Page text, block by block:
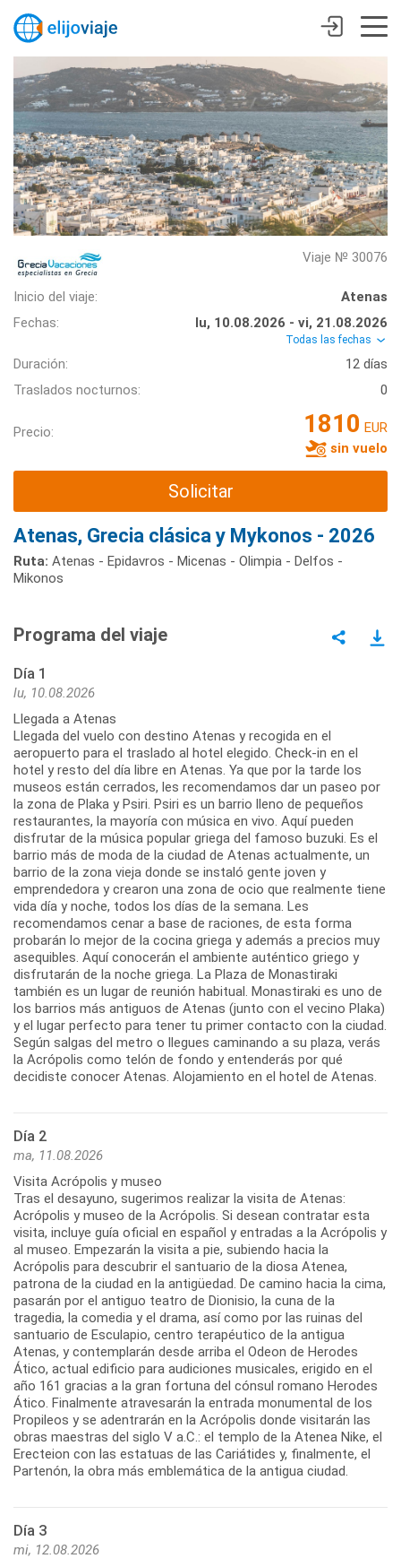
Viaje № 30076
Inicio del viaje:
Atenas
Fechas:
lu, 10.08.2026 - vi, 21.08.2026
Todas las fechas
Duración:
12 días
Traslados nocturnos:
0
Precio: 1810 EUR
sin vuelo
Solicitar
Atenas, Grecia clásica y Mykonos - 2026
Ruta: Atenas - Epidavros - Micenas - Olimpia - Delfos -
Mikonos
Programa del viaje
Día 1
lu, 10.08.2026
Llegada a Atenas
Llegada del vuelo con destino Atenas y recogida en el
aeropuerto para el traslado al hotel elegido. Check-in en el
hotel y resto del día libre en Atenas. Ya que por la tarde los
museos están cerrados, les recomendamos dar un paseo por
la zona de Plaka y Psiri. Psiri es un barrio lleno de pequeños
restaurantes, la mayoría con música en vivo. Aquí pueden
disfrutar de la música popular griega del famoso buzuki. Es el
barrio más de moda de la ciudad de Atenas actualmente, un
barrio de la zona vieja donde se instaló gente joven y
emprendedora y crearon una zona de ocio que realmente tiene
vida día y noche, todos los días de la semana. Les
recomendamos cenar a base de raciones, de esta forma
probarán lo mejor de la cocina griega y además a precios muy
asequibles. Aquí conocerán el ambiente auténtico griego y
disfrutarán de la noche griega. La Plaza de Monastiraki
también es un lugar de reunión habitual. Monastiraki es uno de
los barrios más antiguos de Atenas (junto con el vecino Plaka)
y el lugar perfecto para tener tu primer contacto con la ciudad.
Según salgas del metro o llegues caminando a su plaza, verás
la Acrópolis como telón de fondo y entenderás por qué
Día 2
ma, 11.08.2026
Visita Acrópolis y museo
Tras el desayuno, sugerimos realizar la visita de Atenas:
Acrópolis y museo de la Acrópolis. Si desean contratar esta
visita, incluye guía oficial en español y entradas a la Acrópolis y
al museo. Empezarán la visita a pie, subiendo hacia la
Acrópolis para descubrir el santuario de la diosa Atenea,
patrona de la ciudad en la antigüedad. De camino hacia la cima,
pasarán por el antiguo teatro de Dionisio, la cuna de la
tragedia, la comedia y el drama, así como por las ruinas del
santuario de Esculapio, centro terapéutico de la antigua
Atenas, y contemplarán desde arriba el Odeon de Herodes
Ático, actual edificio para audiciones musicales, erigido en el
año 161 gracias a la gran fortuna del cónsul romano Herodes
Ático. Finalmente atravesarán la entrada monumental de los
Propileos y se adentrarán en la Acrópolis donde visitarán las
obras maestras del siglo V a.C.: el templo de la Atenea Nike, el
Erecteion con las estatuas de las Cariátides y, finalmente, el
Día 3
mi, 12.08.2026